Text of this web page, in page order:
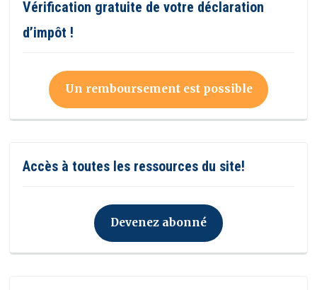
Vérification gratuite de votre déclaration
d’impôt !
Un remboursement est possible
Accès à toutes les ressources du site!
Devenez abonné